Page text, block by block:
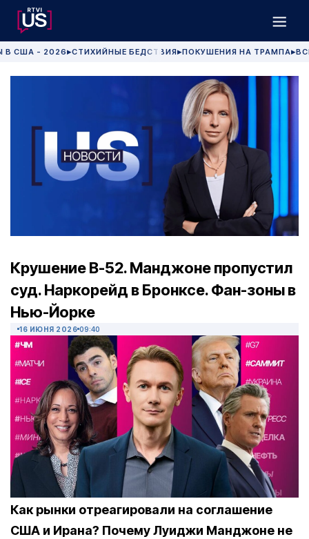
В США - 2026 ▶СТИХИЙНЫЕ БЕДСТВИЯ▶ПОКУШЕНИЯ НА ТРАМПА▶
Крушение B-52. Манджоне пропустил
суд. Наркорейд в Бронксе. Фан-зоны в
Нью-Йорке
16 ИЮНЯ 2026 09:40
Как рынки отреагировали на соглашение
США и Ирана? Почему Луиджи Манджоне не